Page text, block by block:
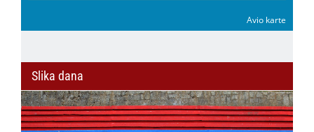
Avio karte
Slika dana